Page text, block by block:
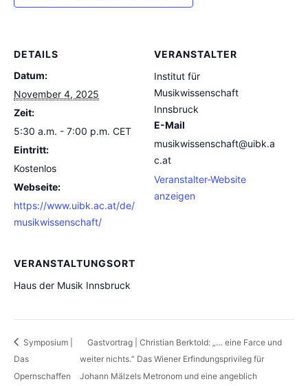
DETAILS
Datum:
November 4, 2025
Zeit:
5:30 a.m. - 7:00 p.m. CET
Eintritt:
Kostenlos
Webseite:
https://www.uibk.ac.at/de/
musikwissenschaft/
VERANSTALTER
Institut für
Musikwissenschaft
Innsbruck
E-Mail
musikwissenschaft@uibk.a
c.at
Veranstalter-Website
anzeigen
VERANSTALTUNGSORT
Haus der Musik Innsbruck
Symposium |
Das
Opernschaffen
Gastvortrag | Christian Berktold: „… eine Farce und
weiter nichts.“ Das Wiener Erfindungsprivileg für
Johann Mälzels Metronom und eine angeblich